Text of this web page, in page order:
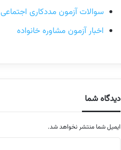
سوالات آزمون مددکاری اجتماعی
اخبار آزمون مشاوره خانواده
دیدگاه شما
ایمیل شما منتشر نخواهد شد.